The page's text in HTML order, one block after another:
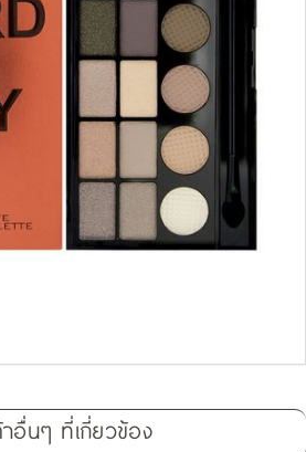
อื่นๆ ที่เกี่ยวข้อง